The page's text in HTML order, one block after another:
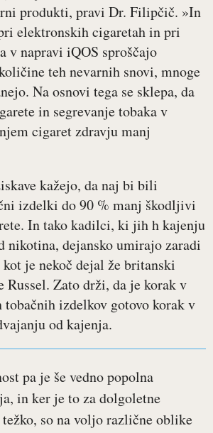
produkti, pravi Dr. Filipčič. »In
elektronskih cigaretah in pri
v napravi iQOS sproščajo
teh nevarnih snovi, mnoge
Na osnovi tega se sklepa, da
in segrevanje tobaka v
cigaret zdravju manj
kažejo, da naj bi bili
izdelki do 90 % manj škodljivi
In tako kadilci, ki jih h kajenju
nikotina, dejansko umirajo zaradi
je nekoč dejal že britanski
Russel. Zato drži, da je korak v
izdelkov gotovo korak v
od kajenja.
pa je še vedno popolna
in ker je to za dolgoletne
so na voljo različne oblike